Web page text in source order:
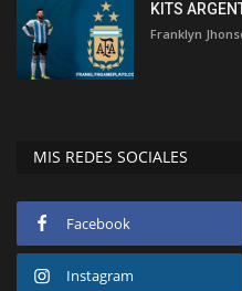
KITS
Franklyn
MIS REDES SOCIALES
Facebook
Instagram